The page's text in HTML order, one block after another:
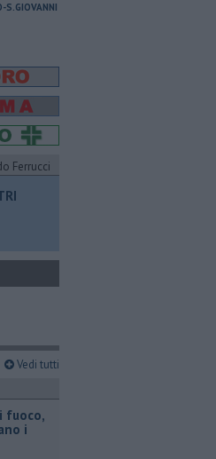
S.GIOVANNI
Ferrucci
Vedi tutti
fuoco,
i